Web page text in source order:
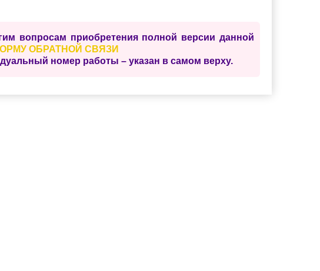
вопросам приобретения полной версии данной
ОБРАТНОЙ СВЯЗИ
номер работы – указан в самом верху.